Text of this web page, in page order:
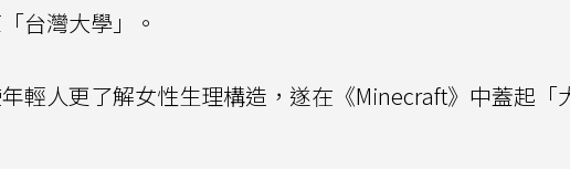
台灣大學」。
輕人更了解女性生理構造，遂在《Minecraft》中蓋起「